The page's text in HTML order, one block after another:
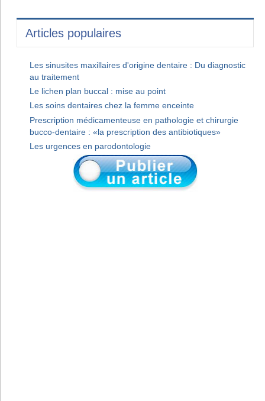
Articles populaires
Les sinusites maxillaires d'origine dentaire : Du diagnostic
au traitement
Le lichen plan buccal : mise au point
Les soins dentaires chez la femme enceinte
Prescription médicamenteuse en pathologie et chirurgie
bucco-dentaire : «la prescription des antibiotiques»
Les urgences en parodontologie